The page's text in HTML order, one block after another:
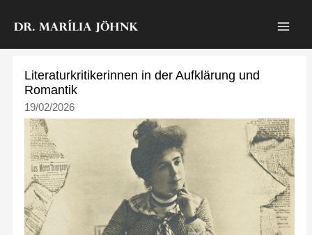
Inhalt
Literaturkritikerinnen in der Aufklärung und
Romantik
19/02/2026